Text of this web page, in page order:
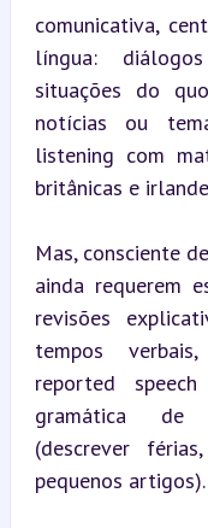
comunicativa,
língua:
situações do
notícias ou
listening com
britânicas e
Mas, consciente
ainda requerem
revisões
tempos
reported
gramática de
(descrever
pequenos artigos).